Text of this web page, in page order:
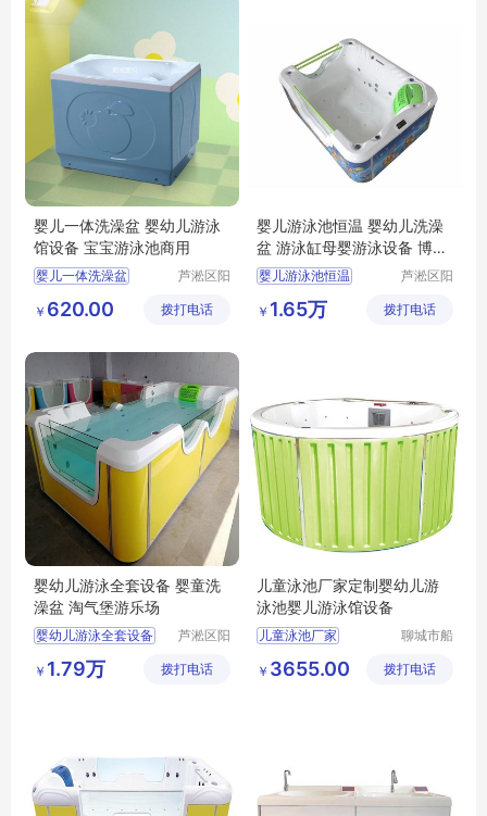
婴儿一体洗澡盆 婴幼儿游泳
馆设备 宝宝游泳池商用
婴儿一体洗澡盆
宝宝游泳池商用
芦淞区阳
童游泳馆
￥ 620.00 拨打电话
婴儿游泳池恒温 婴幼儿洗澡
盆 游泳缸母婴游泳设备 博特
朗
婴儿游泳池恒温
游泳缸母婴游泳设备
芦淞区阳
童游泳馆
￥ 1.65万 拨打电话
婴幼儿游泳全套设备 婴童洗
澡盆 淘气堡游乐场
婴幼儿游泳全套设备
淘气堡游乐场
芦淞区阳
童游泳馆
￥ 1.79万 拨打电话
儿童泳池厂家定制婴幼儿游
泳池婴儿游泳馆设备
儿童泳池厂家
婴儿游泳馆设备
聊城市船
乐设备有
￥ 3655.00 拨打电话